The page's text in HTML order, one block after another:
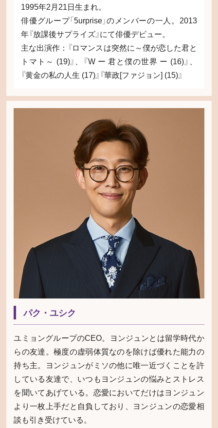
1995年2月21日生まれ。
俳優グループ「5urprise」のメンバーの一人。2013
年『放課後サプライズ』にて俳優デビュー。
主な出演作：『ロマンスは突然に～僕が恋した君と
トマト～ (19)』、『W ー 君と僕の世界 ー (16)』、
『黄金の私の人生 (17)』『華政[ファジョン] (15)』
パク・ユシク
ユミョングループのCEO。ヨンジュンとは留学時代か
らの友達。極度の虚弱体質なのを除けば優れた能力の
持ち主。ヨンジュンがミソの他に唯一近づくことを許
している友達で、いつもヨンジュンの悩みとストレス
を聞いてあげている。恋愛においてだけはヨンジュン
より一枚上手だと自負しており、ヨンジュンの恋愛相
談も引き受けている。